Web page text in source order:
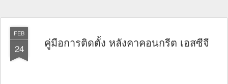
FEB
24 คู่มือการติดตั้ง หลังคาคอนกรีต เอสซีจี